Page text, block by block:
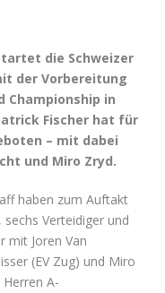
die Schweizer
der Vorbereitung
Championship in
Fischer hat für
– mit dabei
und Miro Zryd.
haben zum Auftakt
Verteidiger und
mit Joren Van
(EV Zug) und Miro
A-